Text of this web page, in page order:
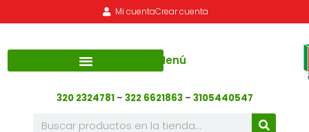
Mi cuentaCrear cuenta
Menú
320 2324781– 322 6621863 – 3105440547